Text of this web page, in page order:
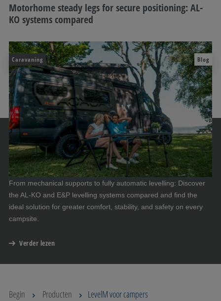
Motorhome steady legs for secure positioning: AL-
KO systems compared
Caravaning Blog
From mechanical supports to fully automatic levelling: Discover
the AL-KO and E&P levelling systems compared and find the
ideal solution for greater comfort, stability, and safety on every
campsite.
Verder lezen
Begin Producten
LevelM voor campers